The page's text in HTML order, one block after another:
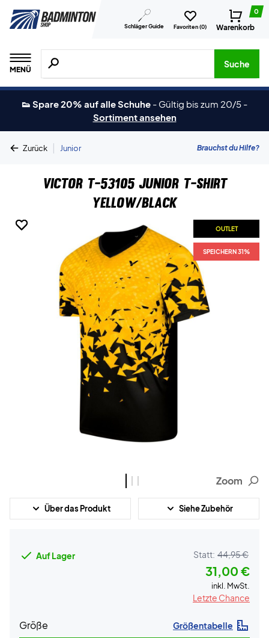
Schläger Guide Favoriten (0)
0
Warenkorb
MENÜ
Suche nach Produkten, Marken usw.
Suche
👟 Spare 20% auf alle Schuhe - Gültig bis zum 20/5 -
Sortiment ansehen
Zurück | Junior Brauchst du Hilfe?
Victor T-53105 Junior T-shirt
Yellow/Black
OUTLET
SPEICHERN 31%
OUTLET
SPEICHERN 31%
OUTLET
SPEICHERN 31%
Zoom
Über das Produkt Siehe Zubehör
Auf Lager Statt: 44,95 €
31,00 €
inkl. MwSt.
Letzte Chance
Größe Größentabelle